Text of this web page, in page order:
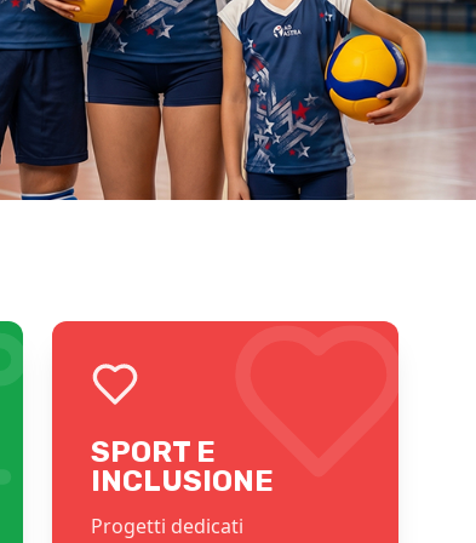
SPORT E
INCLUSIONE
Progetti dedicati